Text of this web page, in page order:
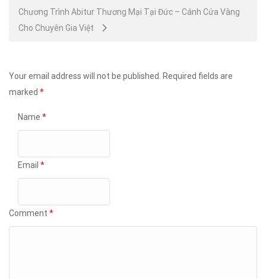
Chương Trình Abitur Thương Mại Tại Đức – Cánh Cửa Vàng
Cho Chuyên Gia Việt
Your email address will not be published. Required fields are
marked *
Name *
Email *
Comment *